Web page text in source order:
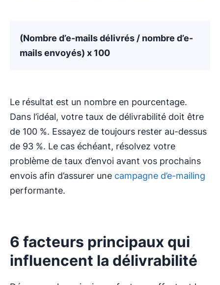
(Nombre d’e-mails délivrés / nombre d’e-
mails envoyés) x 100
Le résultat est un nombre en pourcentage.
Dans l’idéal, votre taux de délivrabilité doit être
de 100 %. Essayez de toujours rester au-dessus
de 93 %. Le cas échéant, résolvez votre
problème de taux d’envoi avant vos prochains
envois afin d’assurer une campagne d’e-mailing
performante.
6 facteurs principaux qui
influencent la délivrabilité